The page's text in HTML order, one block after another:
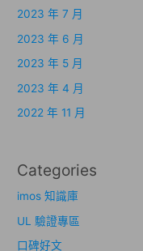
2023 年 7 月
2023 年 6 月
2023 年 5 月
2023 年 4 月
2022 年 11 月
Categories
imos 知識庫
UL 驗證專區
口碑好文